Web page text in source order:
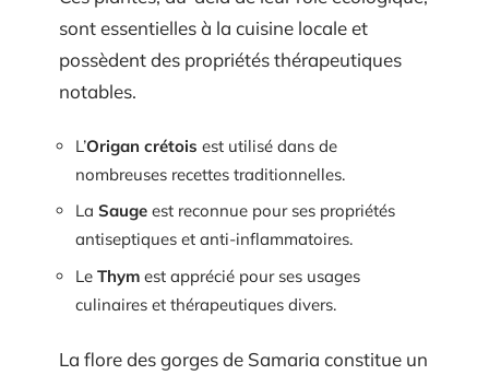
sont essentielles à la cuisine locale et
possèdent des propriétés thérapeutiques
notables.
L’Origan crétois est utilisé dans de
nombreuses recettes traditionnelles.
La Sauge est reconnue pour ses propriétés
antiseptiques et anti-inflammatoires.
Le Thym est apprécié pour ses usages
culinaires et thérapeutiques divers.
La flore des gorges de Samaria constitue un